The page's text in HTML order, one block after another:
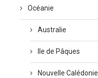
Océanie
Australie
Ile de Pâques
Nouvelle Calédonie